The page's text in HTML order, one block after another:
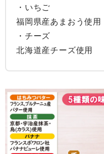
・いちご
福岡県産あまおう使用
・チーズ
北海道産チーズ使用